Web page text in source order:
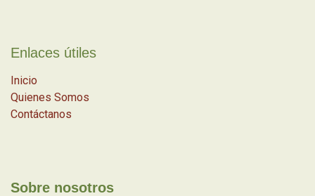
Enlaces útiles
Inicio
Quienes Somos
Contáctanos
Sobre nosotros